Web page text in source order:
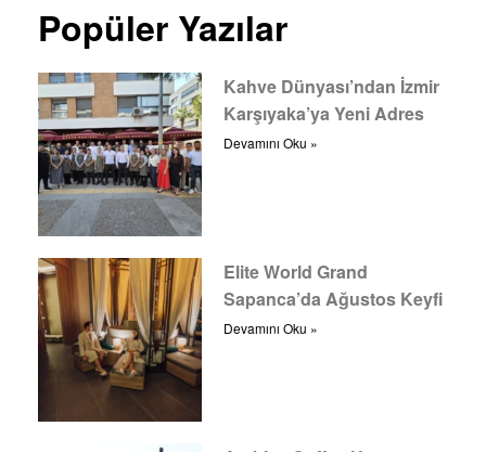
Popüler Yazılar
Kahve Dünyası’ndan İzmir
Karşıyaka’ya Yeni Adres
Devamını Oku »
Elite World Grand
Sapanca’da Ağustos Keyfi
Devamını Oku »